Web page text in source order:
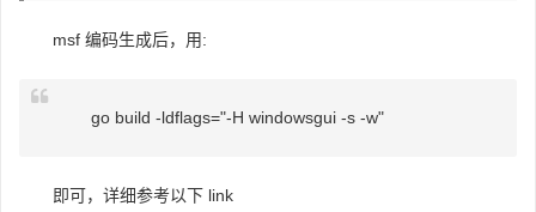
msf 编码生成后，用:
go build -ldflags="-H windowsgui -s -w"
即可，详细参考以下 link